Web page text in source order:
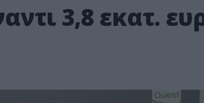
3,8 εκατ.